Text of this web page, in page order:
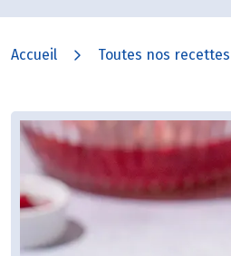
Accueil Toutes nos recettes